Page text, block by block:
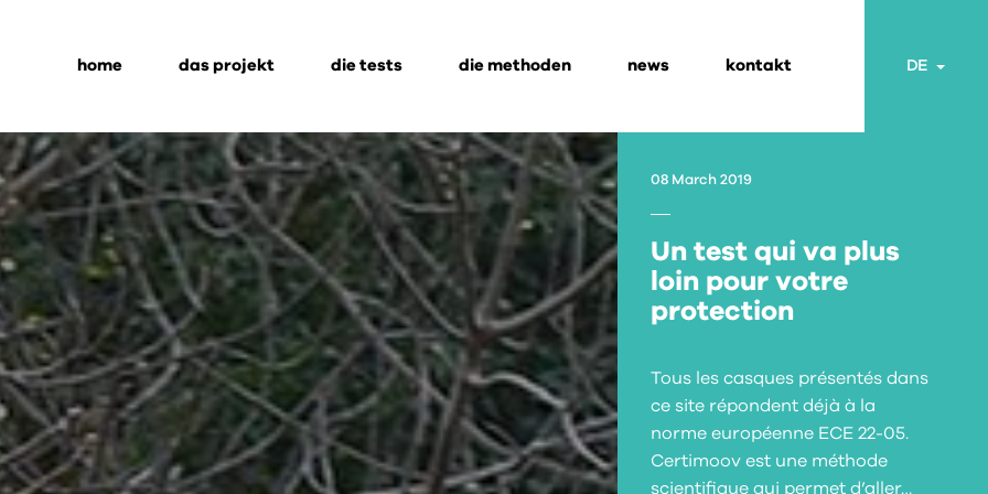
home das projekt die tests die methoden news kontakt DE
08 March 2019
Un test qui va plus
loin pour votre
protection
Tous les casques présentés dans
ce site répondent déjà à la
norme européenne ECE 22-05.
Certimoov est une méthode
scientifique qui permet d’aller…